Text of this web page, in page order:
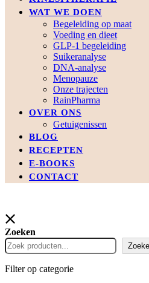
WAT WE DOEN
Begeleiding op maat
Voeding en dieet
GLP-1 begeleiding
Suikeranalyse
DNA-analyse
Menopauze
Onze trajecten
RainPharma
OVER ONS
Getuigenissen
BLOG
RECEPTEN
E-BOOKS
CONTACT
Zoeken
Filter op categorie